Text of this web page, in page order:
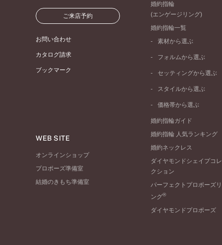
ご来店予約
お問い合わせ
カタログ請求
ブックマーク
WEB SITE
オンラインショップ
プロポーズ準備室
結婚のきもち準備室
婚約指輪
(エンゲージリング)
婚約指輪一覧
素材から選ぶ
プラチナ
ピンクゴールド
ペールブラウンゴール
フォルムから選ぶ
ストレートライン
V字ライン
セッティングから選ぶ
ソリテール
ダブルサイドメレ
ラインメレ
スタイルから選ぶ
シンプル
モード
エレガント
ゴージャス
価格帯から選ぶ
50万円台～
20万円台～
10万円台～
婚約指輪ガイド
婚約指輪 人気ランキング
婚約ネックレス
ダイヤモンドシェイプコレ
クション
パーフェクトプロポーズリ
ング®
ダイヤモンドプロポーズ